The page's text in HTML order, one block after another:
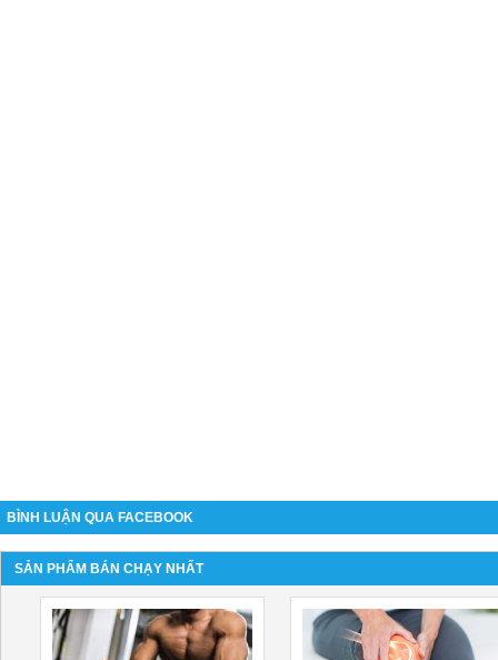
BÌNH LUẬN QUA FACEBOOK
SẢN PHẨM BÁN CHẠY NHẤT